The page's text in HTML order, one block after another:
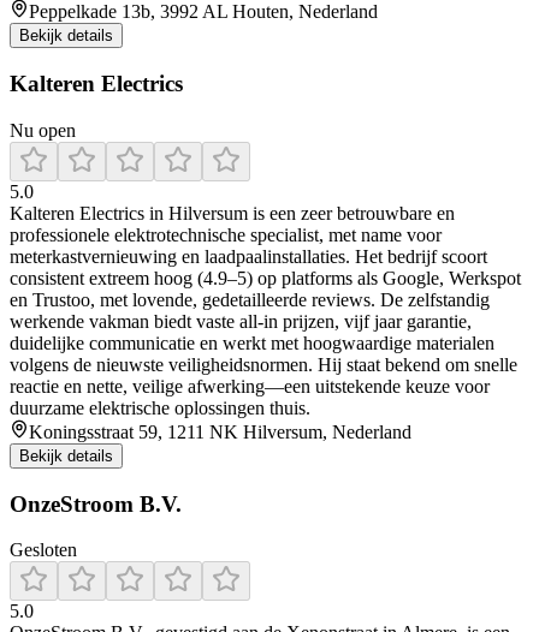
Peppelkade 13b, 3992 AL Houten, Nederland
Bekijk details
Kalteren Electrics
Nu open
5.0
Kalteren Electrics in Hilversum is een zeer betrouwbare en
professionele elektrotechnische specialist, met name voor
meterkastvernieuwing en laadpaalinstallaties. Het bedrijf scoort
consistent extreem hoog (4.9–5) op platforms als Google, Werkspot
en Trustoo, met lovende, gedetailleerde reviews. De zelfstandig
werkende vakman biedt vaste all‑in prijzen, vijf jaar garantie,
duidelijke communicatie en werkt met hoogwaardige materialen
volgens de nieuwste veiligheidsnormen. Hij staat bekend om snelle
reactie en nette, veilige afwerking—een uitstekende keuze voor
duurzame elektrische oplossingen thuis.
Koningsstraat 59, 1211 NK Hilversum, Nederland
Bekijk details
OnzeStroom B.V.
Gesloten
5.0